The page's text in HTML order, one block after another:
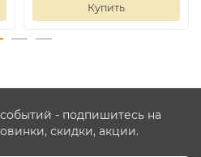
Купить
- подпишитесь на
скидки, акции.